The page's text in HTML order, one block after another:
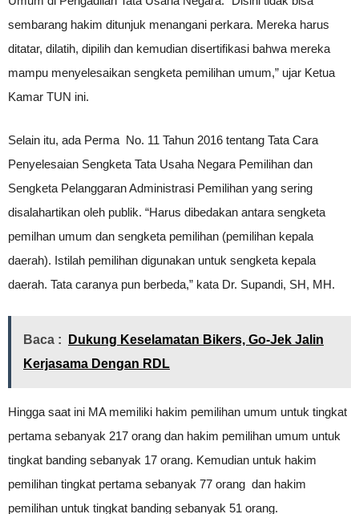
sembarang hakim ditunjuk menangani perkara. Mereka harus
ditatar, dilatih, dipilih dan kemudian disertifikasi bahwa mereka
mampu menyelesaikan sengketa pemilihan umum,” ujar Ketua
Kamar TUN ini.
Selain itu, ada Perma No. 11 Tahun 2016 tentang Tata Cara
Penyelesaian Sengketa Tata Usaha Negara Pemilihan dan
Sengketa Pelanggaran Administrasi Pemilihan yang sering
disalahartikan oleh publik. “Harus dibedakan antara sengketa
pemilhan umum dan sengketa pemilihan (pemilihan kepala
daerah). Istilah pemilihan digunakan untuk sengketa kepala
daerah. Tata caranya pun berbeda,” kata Dr. Supandi, SH, MH.
Baca :
Dukung Keselamatan Bikers, Go-Jek Jalin
Kerjasama Dengan RDL
Hingga saat ini MA memiliki hakim pemilihan umum untuk tingkat
pertama sebanyak 217 orang dan hakim pemilihan umum untuk
tingkat banding sebanyak 17 orang. Kemudian untuk hakim
pemilihan tingkat pertama sebanyak 77 orang dan hakim
pemilihan untuk tingkat banding sebanyak 51 orang.